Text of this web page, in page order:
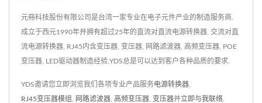
元冊科技股份有限公司是台湾一家专业在电子元件产业的制造服务商.
成立于西元1990年并拥有超过25年的直流对直流电源转换器, 交流对直
流电源转换器, RJ45内含变压器, 变压器, 网路滤波器, 高频变压器, POE
变压器, LED驱动器制造经验,YDS总是可以达到客户各种品质的要求.
YDS邀请您立即浏览我们各项专业产品服务电源转换器
RJ45变压器模组 网路滤波器 高频变压器 变压器并立即与我联络